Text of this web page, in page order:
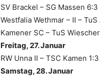
SV Brackel – SG Massen 6:3
Westfalia Wethmar – II –
Kamener SC – TuS
Freitag, 27. Januar
RW Unna II – TSC Kamen 1:3
Samstag, 28. Januar